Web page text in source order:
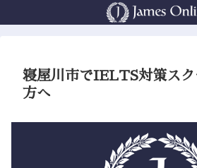
寝屋川市でIELTS対策スク
方へ